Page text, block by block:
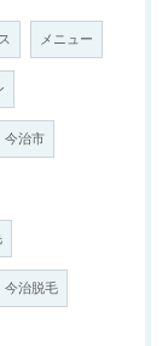
メニュー
今治市
今治脱毛